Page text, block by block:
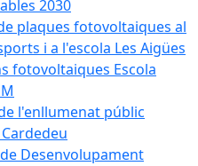
2030
plaques fotovoltaiques al
i a l'escola Les Aigües
fotovoltaiques Escola
l'enllumenat públic
Desenvolupament